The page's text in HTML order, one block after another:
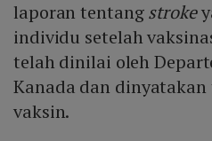
laporan tentangstroke
individu setelah
telah dinilai oleh
Kanada dan
vaksin.